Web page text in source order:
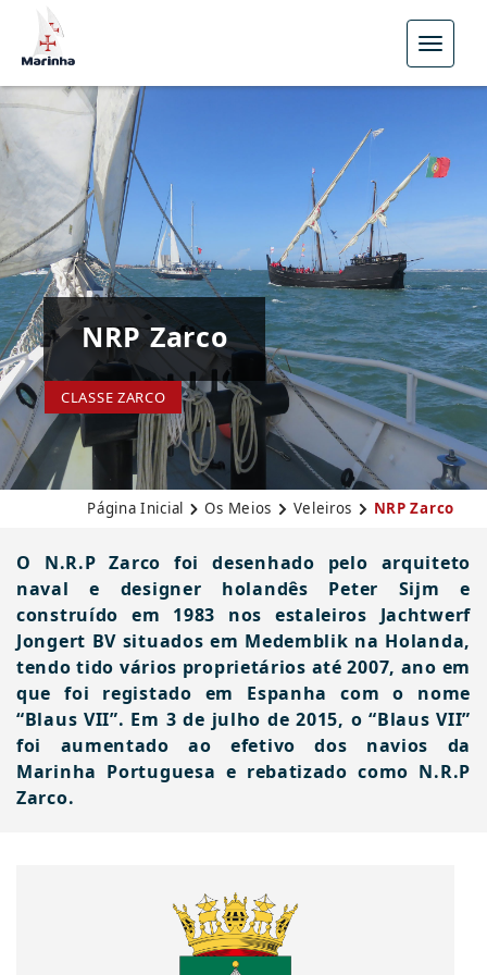
Menu
NRP Zarco
CLASSE ZARCO
Página Inicial Os Meios Veleiros NRP Zarco
O N.R.P Zarco foi desenhado pelo arquiteto
naval e designer holandês Peter Sijm e
construído em 1983 nos estaleiros Jachtwerf
Jongert BV situados em Medemblik na Holanda,
tendo tido vários proprietários até 2007, ano em
que foi registado em Espanha com o nome
“Blaus VII”. Em 3 de julho de 2015, o “Blaus VII”
foi aumentado ao efetivo dos navios da
Marinha Portuguesa e rebatizado como N.R.P
Zarco.